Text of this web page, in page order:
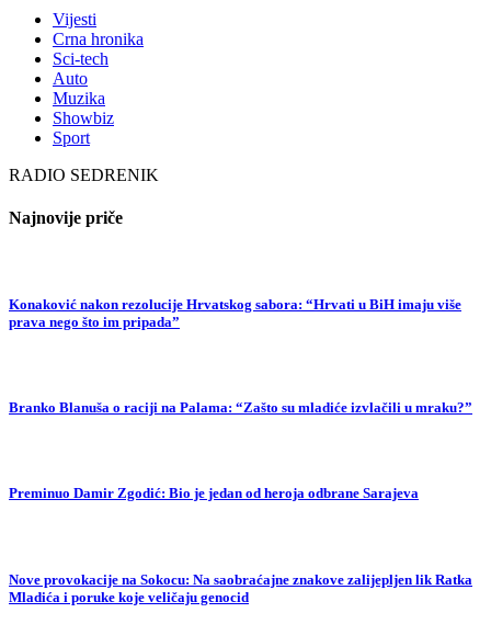
Vijesti
Crna hronika
Sci-tech
Auto
Muzika
Showbiz
Sport
RADIO SEDRENIK
Najnovije priče
Konaković nakon rezolucije Hrvatskog sabora: “Hrvati u BiH imaju više
prava nego što im pripada”
Branko Blanuša o raciji na Palama: “Zašto su mladiće izvlačili u mraku?”
Preminuo Damir Zgodić: Bio je jedan od heroja odbrane Sarajeva
Nove provokacije na Sokocu: Na saobraćajne znakove zalijepljen lik Ratka
Mladića i poruke koje veličaju genocid